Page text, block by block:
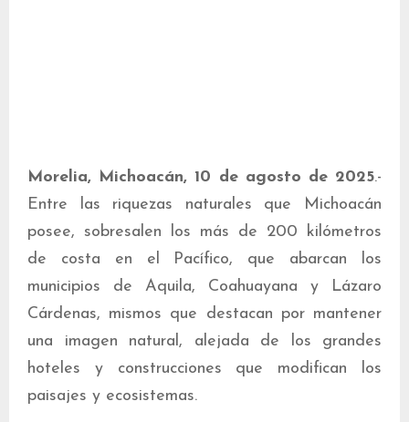
Morelia, Michoacán, 10 de agosto de 2025.-
Entre las riquezas naturales que Michoacán
posee, sobresalen los más de 200 kilómetros
de costa en el Pacífico, que abarcan los
municipios de Aquila, Coahuayana y Lázaro
Cárdenas, mismos que destacan por mantener
una imagen natural, alejada de los grandes
hoteles y construcciones que modifican los
paisajes y ecosistemas.